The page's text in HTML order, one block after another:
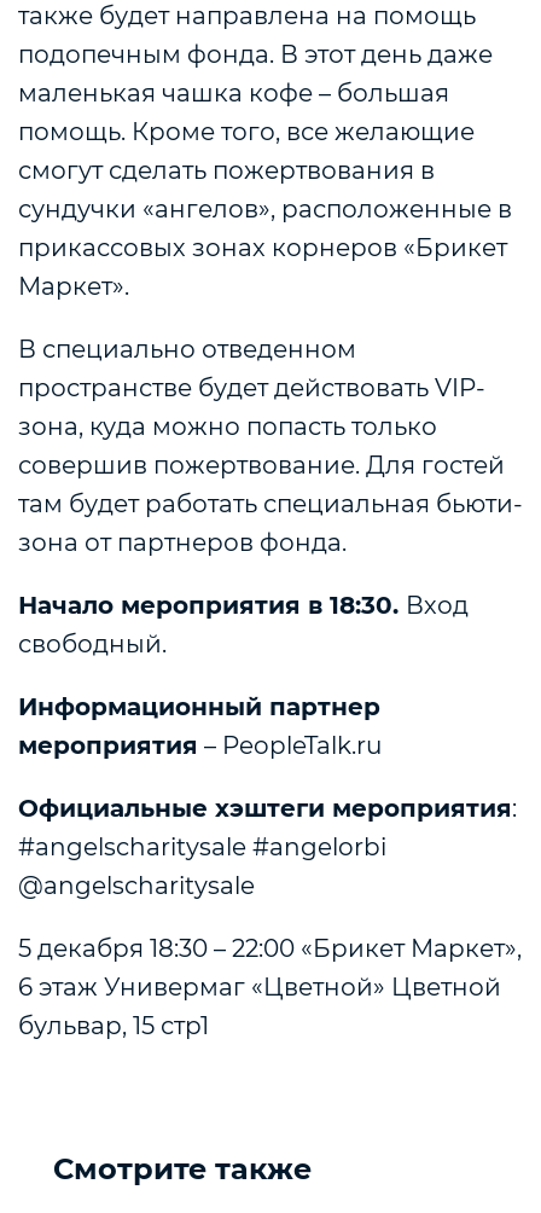
также будет направлена на помощь
подопечным фонда. В этот день даже
маленькая чашка кофе – большая
помощь. Кроме того, все желающие
смогут сделать пожертвования в
сундучки «ангелов», расположенные в
прикассовых зонах корнеров «Брикет
Маркет».
В специально отведенном
пространстве будет действовать VIP-
зона, куда можно попасть только
совершив пожертвование. Для гостей
там будет работать специальная бьюти-
зона от партнеров фонда.
Начало мероприятия в 18:30. Вход
свободный.
Информационный партнер
мероприятия – PeopleTalk.ru
Официальные хэштеги мероприятия:
#angelscharitysale #angelorbi
@angelscharitysale
5 декабря 18:30 – 22:00 «Брикет Маркет»,
6 этаж Универмаг «Цветной» Цветной
бульвар, 15 стр1
Смотрите также